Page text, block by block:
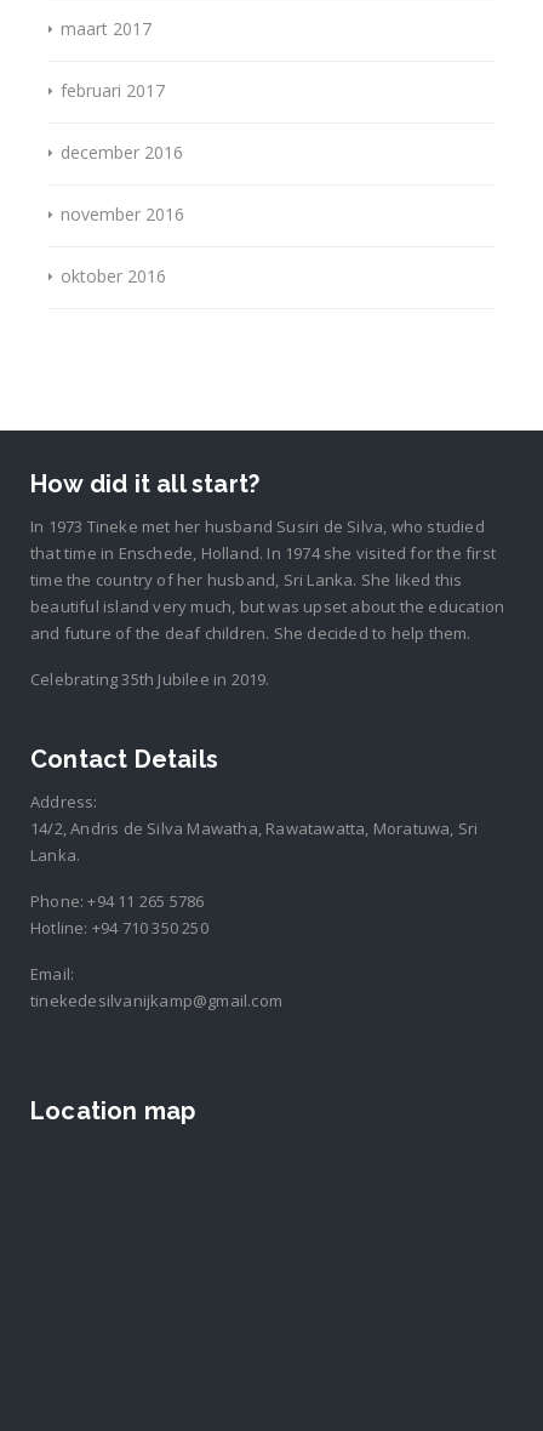
maart 2017
februari 2017
december 2016
november 2016
oktober 2016
How did it all start?
In 1973 Tineke met her husband Susiri de Silva, who studied
that time in Enschede, Holland. In 1974 she visited for the first
time the country of her husband, Sri Lanka. She liked this
beautiful island very much, but was upset about the education
and future of the deaf children. She decided to help them.
Celebrating 35th Jubilee in 2019.
Contact Details
Address:
14/2, Andris de Silva Mawatha, Rawatawatta, Moratuwa, Sri
Lanka.
Phone:+94 11 265 5786
Hotline: +94 710 350 250
Email:
tinekedesilvanijkamp@gmail.com
Location map